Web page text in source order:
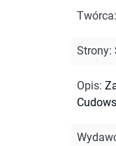
Twórca:
Strony:
Opis: